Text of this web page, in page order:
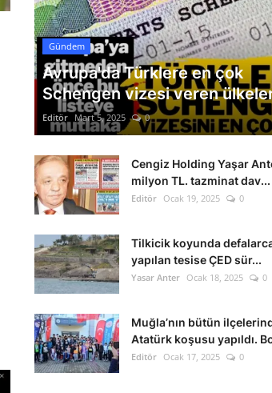
Gündem
Avrupa'da Türklere en çok
Schengen vizesi veren
Editör Mart 5, 2025 0
Cengiz Holding Yaşar
milyon TL. tazminat dav...
Editör Ocak 19, 2025 0
Tilkicik koyunda
yapılan tesise ÇED sür...
Yasar Anter Ocak 18, 2025 0
Muğla’nın bütün
Atatürk koşusu yapıldı.
Editör Ocak 17, 2025 0